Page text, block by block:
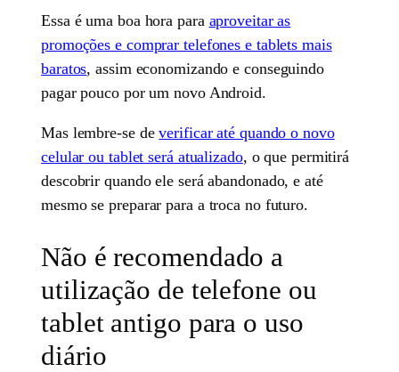
Essa é uma boa hora para aproveitar as
promoções e comprar telefones e tablets mais
baratos, assim economizando e conseguindo
pagar pouco por um novo Android.
Mas lembre-se deverificar até quando o novo
celular ou tablet será atualizado, o que permitirá
descobrir quando ele será abandonado, e até
mesmo se preparar para a troca no futuro.
Não é recomendado a
utilização de telefone ou
tablet antigo para o uso
diário